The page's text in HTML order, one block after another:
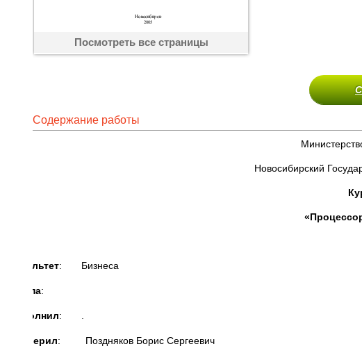
Посмотреть все страницы
Содержание работы
Новосибирский
Факультет: Бизнеса
Группа:
Выполнил: .
Проверил: Поздняков Борис Сергеевич